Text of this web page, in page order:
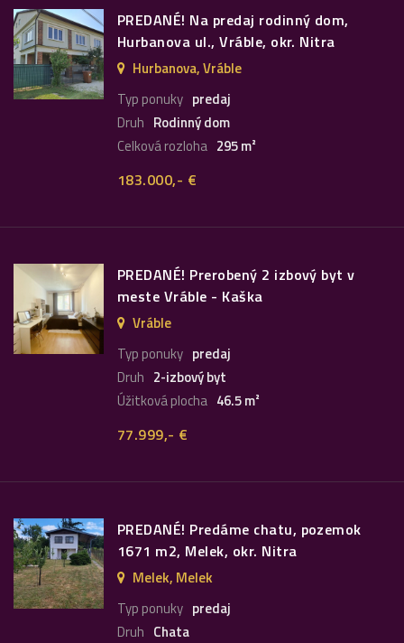
PREDANÉ! Na predaj rodinný dom,
Hurbanova ul., Vráble, okr. Nitra
Hurbanova, Vráble
Typ ponuky predaj
Druh Rodinný dom
Celková rozloha 295 m²
183.000,- €
PREDANÉ! Prerobený 2 izbový byt v
meste Vráble - Kaška
Vráble
Typ ponuky predaj
Druh 2-izbový byt
Úžitková plocha 46.5 m²
77.999,- €
PREDANÉ! Predáme chatu, pozemok
1671 m2, Melek, okr. Nitra
Melek, Melek
Typ ponuky predaj
Druh Chata